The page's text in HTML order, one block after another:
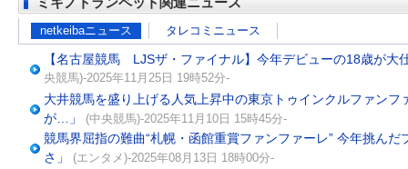
netkeibaニュース タレコミニュース
【名古屋競馬 LJSザ・ファイナル】今年デビューの18歳が
央競馬)-2025年11月25日 19時52分-
大井競馬を盛り上げる人気上昇中の東京トゥインクルファン
が…」
(中央競馬)-2025年11月10日 15時45分-
競馬界屈指の難曲“札幌・函館重賞ファンファーレ” 今年挑ん
さ」
(エンタメ)-2025年08月13日 18時00分-